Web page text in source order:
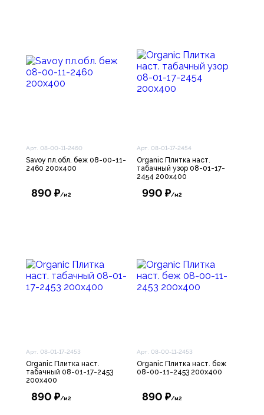
Арт. 08-00-11-2460
Savoy пл.обл. беж 08-00-11-
2460 200х400
890 ₽/м2
Арт. 08-01-17-2454
Organic Плитка наст.
табачный узор 08-01-17-
2454 200х400
990 ₽/м2
Арт. 08-01-17-2453
Organic Плитка наст.
табачный 08-01-17-2453
200х400
890 ₽/м2
Арт. 08-00-11-2453
Organic Плитка наст. беж
08-00-11-2453 200х400
890 ₽/м2